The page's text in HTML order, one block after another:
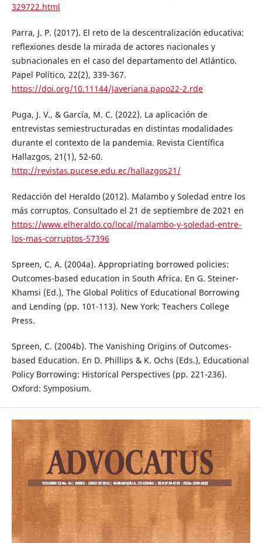
329722.html
Parra, J. P. (2017). El reto de la descentralización educativa:
reflexiones desde la mirada de actores nacionales y
subnacionales en el caso del departamento del Atlántico.
Papel Político, 22(2), 339-367.
https://doi.org/10.11144/Javeriana.papo22-2.rde
Puga, J. V., & García, M. C. (2022). La aplicación de
entrevistas semiestructuradas en distintas modalidades
durante el contexto de la pandemia. Revista Científica
Hallazgos, 21(1), 52-60.
http://revistas.pucese.edu.ec/hallazgos21/
Redacción del Heraldo (2012). Malambo y Soledad entre los
más corruptos. Consultado el 21 de septiembre de 2021 en
https://www.elheraldo.co/local/malambo-y-soledad-entre-
los-mas-corruptos-57396
Spreen, C. A. (2004a). Appropriating borrowed policies:
Outcomes-based education in South Africa. En G. Steiner-
Khamsi (Ed.), The Global Politics of Educational Borrowing
and Lending (pp. 101-113). New York: Teachers College
Press.
Spreen, C. (2004b). The Vanishing Origins of Outcomes-
based Education. En D. Phillips & K. Ochs (Eds.), Educational
Policy Borrowing: Historical Perspectives (pp. 221-236).
Oxford: Symposium.